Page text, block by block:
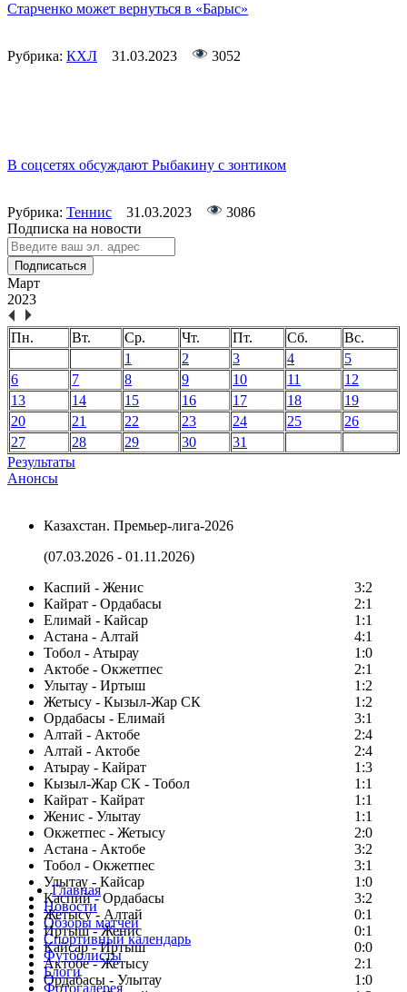
Старченко может вернуться в «Барыс»
Рубрика: КХЛ 31.03.2023 3052
В соцсетях обсуждают Рыбакину с зонтиком
Рубрика: Теннис 31.03.2023
3086
Подписка на новости
Подписаться
Март
2023
Пн. Вт. Ср. Чт. Пт. Сб.
Вс.
1
2 3 4
5
6
7 8 9 10 11
12
13
14 15 16 17 18
19
20
21 22 23 24 25
26
27
28 29 30
31
Результаты
Анонсы
Казахстан. Премьер-лига-2026
(07.03.2026 - 01.11.2026)
Каспий - Женис
3:2
Кайрат - Ордабасы
2:1
Елимай - Кайсар
1:1
Астана - Алтай
4:1
Тобол - Атырау
1:0
Актобе - Окжетпес
2:1
Улытау - Иртыш
1:2
Жетысу - Кызыл-Жар СК
1:2
Ордабасы - Елимай
3:1
Алтай - Актобе
2:4
Алтай - Актобе
2:4
Атырау - Кайрат
1:3
Кызыл-Жар СК - Тобол
1:1
Кайрат - Кайрат
1:1
Женис - Улытау
1:1
Окжетпес - Жетысу
2:0
Астана - Актобе
3:2
Тобол - Окжетпес
3:1
Улытау - Кайсар
1:0
Каспий - Ордабасы
3:2
Жетысу - Алтай
0:1
Иртыш - Женис
0:1
Кайсар - Иртыш
0:0
Актобе - Жетысу
2:1
Ордабасы - Улытау
1:0
Главная
Новости
Обзоры матчей
Спортивный календарь
Футболисты
Блоги
Фотогалерея